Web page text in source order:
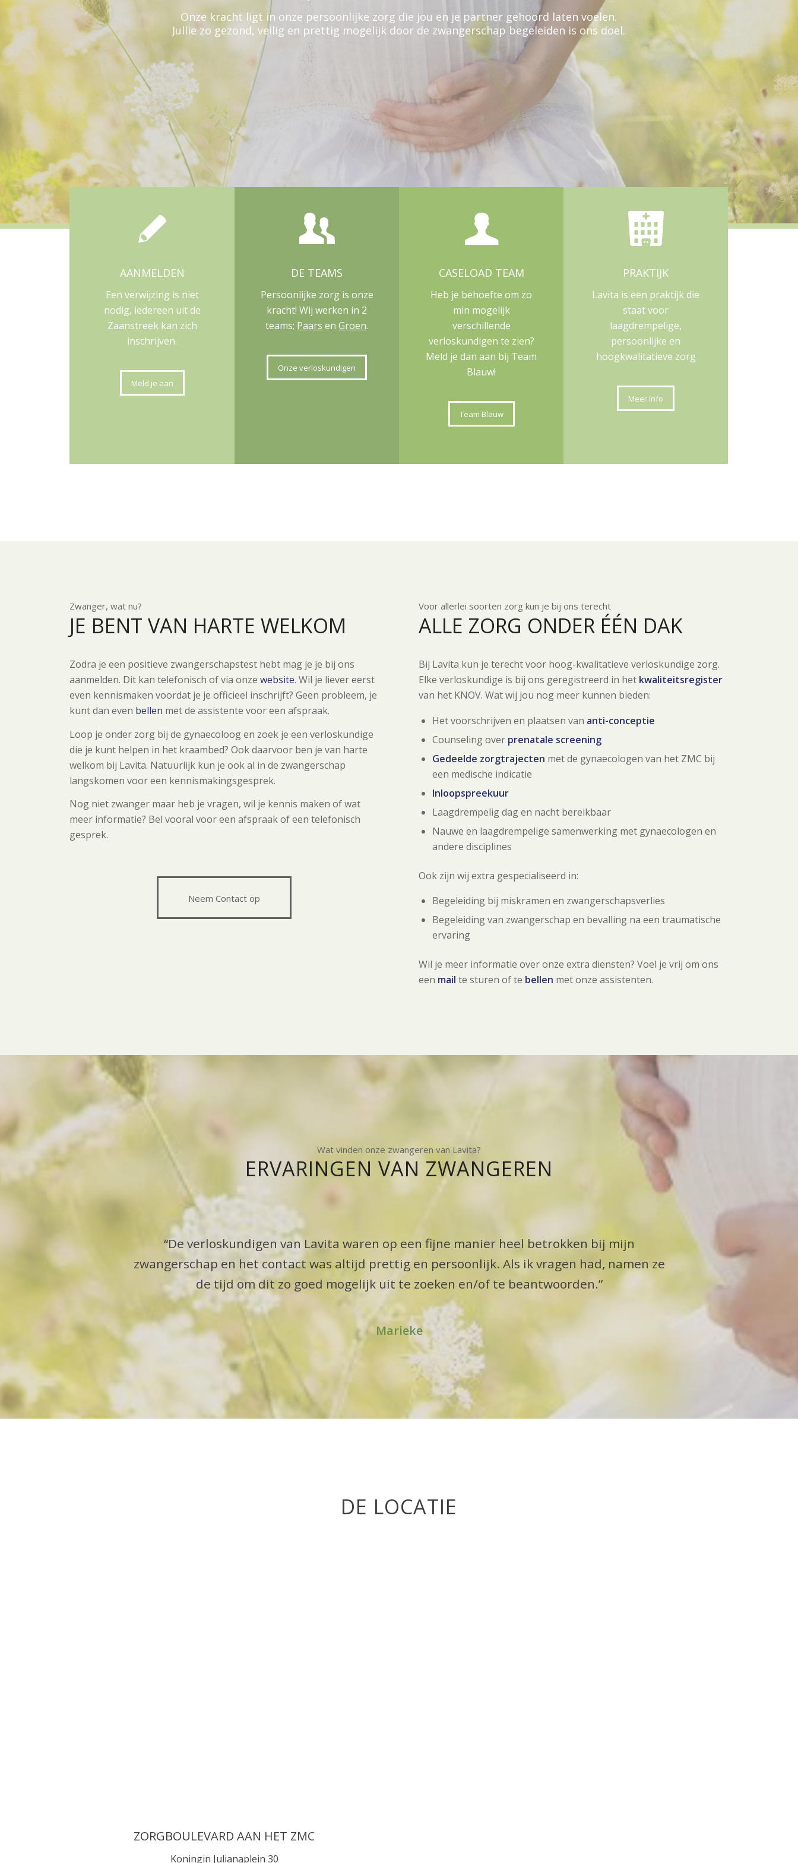
Onze kracht ligt in onze persoonlijke zorg die jou en je partner gehoord laten voelen.
Jullie zo gezond, veilig en prettig mogelijk door de zwangerschap begeleiden is ons doel.
AANMELDEN
Een verwijzing is niet
nodig, iedereen uit de
Zaanstreek kan zich
inschrijven.
Meld je aan
DE TEAMS
Persoonlijke zorg is onze
kracht! Wij werken in 2
teams; Paars enGroen.
Onze verloskundigen
CASELOAD TEAM
Heb je behoefte om zo
min mogelijk
verschillende
verloskundigen te zien?
Meld je dan aan bij Team
Blauw!
Team Blauw
PRAKTIJK
Lavita is een praktijk die
staat voor
laagdrempelige,
persoonlijke en
hoogkwalitatieve zorg
Meer info
Zwanger, wat nu?
JE BENT VAN HARTE WELKOM
Zodra je een positieve zwangerschapstest hebt mag je je bij ons
aanmelden. Dit kan telefonisch of via onzewebsite. Wil je liever eerst
even kennismaken voordat je je officieel inschrijft? Geen probleem, je
kunt dan even bellen met de assistente voor een afspraak.
Loop je onder zorg bij de gynaecoloog en zoek je een verloskundige
die je kunt helpen in het kraambed? Ook daarvoor ben je van harte
welkom bij Lavita. Natuurlijk kun je ook al in de zwangerschap
langskomen voor een kennismakingsgesprek.
Nog niet zwanger maar heb je vragen, wil je kennis maken of wat
meer informatie? Bel vooral voor een afspraak of een telefonisch
gesprek.
Neem Contact op
Voor allerlei soorten zorg kun je bij ons terecht
ALLE ZORG ONDER ÉÉN DAK
Bij Lavita kun je terecht voor hoog-kwalitatieve verloskundige zorg.
Elke verloskundige is bij ons geregistreerd in het kwaliteitsregister
van het KNOV. Wat wij jou nog meer kunnen bieden:
Het voorschrijven en plaatsen van anti-conceptie
Counseling over prenatale screening
Gedeelde zorgtrajecten met de gynaecologen van het ZMC bij
een medische indicatie
Inloopspreekuur
Laagdrempelig dag en nacht bereikbaar
Nauwe en laagdrempelige samenwerking met gynaecologen en
andere disciplines
Ook zijn wij extra gespecialiseerd in:
Begeleiding bij miskramen en zwangerschapsverlies
Begeleiding van zwangerschap en bevalling na een traumatische
ervaring
Wil je meer informatie over onze extra diensten? Voel je vrij om ons
een mail te sturen of te bellen met onze assistenten.
Wat vinden onze zwangeren van Lavita?
ERVARINGEN VAN ZWANGEREN
“De verloskundigen van Lavita waren op een fijne manier heel betrokken bij mijn
zwangerschap en het contact was altijd prettig en persoonlijk. Als ik vragen had, namen ze
de tijd om dit zo goed mogelijk uit te zoeken en/of te beantwoorden.”
Marieke
DE LOCATIE
ZORGBOULEVARD AAN HET ZMC
Koningin Julianaplein 30